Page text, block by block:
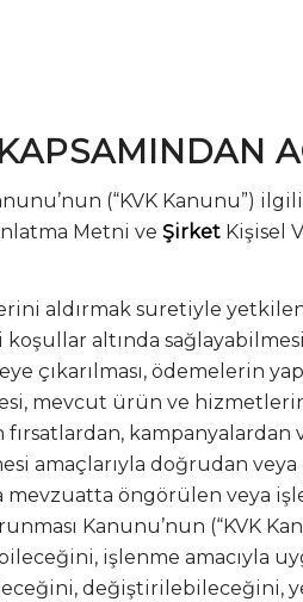
(“KVK Kanunu”)
Metni ve Şirket Kişisel
aldırmak suretiyle
altında
ödemelerin
mevcut ürün ve
amaçlarıyla doğrudan
öngörülen veya
Kanunu’nun (“KVK
işlenme amacıyla
değiştirilebileceğini,